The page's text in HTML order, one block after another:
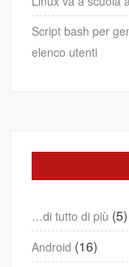
Script bash per
elenco utenti
…di tutto di più (5)
Android (16)